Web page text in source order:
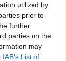
utilized by
prior to
further
parties on the
may
IAB’s List of